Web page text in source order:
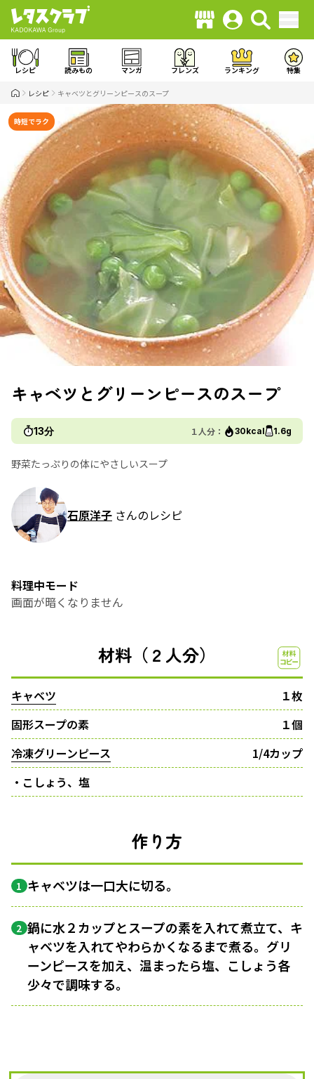
レシピ 読みもの マンガ フレンズ ランキング 特集
レシピ キャベツとグリーンピースのスープ
時短でラク
キャベツとグリーンピースのスープ
13分 １人分： 30kcal 1.6g
野菜たっぷりの体にやさしいスープ
石原洋子 さんのレシピ
料理中モード
画面が暗くなりません
材料（２人分）
キャベツ
１枚
固形スープの素
１個
冷凍グリーンピース
1/4カップ
・こしょう、塩
作り方
1 キャベツは一口大に切る。
2 鍋に水２カップとスープの素を入れて煮立て、キ
ャベツを入れてやわらかくなるまで煮る。グリ
ーンピースを加え、温まったら塩、こしょう各
少々で調味する。